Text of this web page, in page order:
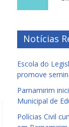
Notícias
Escola do
promove
Parnamirim
Municipal de
Polícias Civil